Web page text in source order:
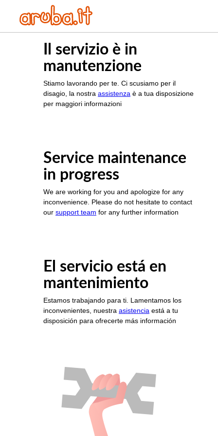
Il servizio è in
manutenzione
Stiamo lavorando per te. Ci scusiamo per il
disagio, la nostra assistenza è a tua disposizione
per maggiori informazioni
Service maintenance
in progress
We are working for you and apologize for any
inconvenience. Please do not hesitate to contact
our support team for any further information
El servicio está en
mantenimiento
Estamos trabajando para ti. Lamentamos los
inconvenientes, nuestra asistencia está a tu
disposición para ofrecerte más información